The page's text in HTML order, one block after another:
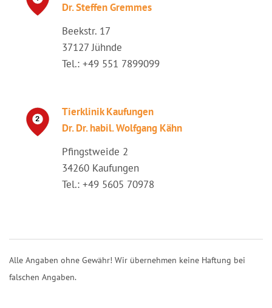
Dr. Steffen Gremmes
Beekstr. 17
37127 Jühnde
Tel.: +49 551 7899099
Tierklinik Kaufungen
Dr. Dr. habil. Wolfgang Kähn
Pfingstweide 2
34260 Kaufungen
Tel.: +49 5605 70978
Alle Angaben ohne Gewähr! Wir übernehmen keine Haftung bei
falschen Angaben.